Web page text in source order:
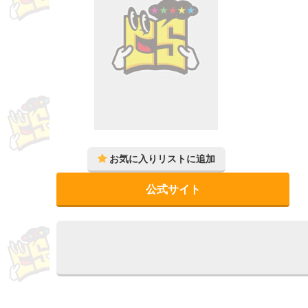
公式サイト